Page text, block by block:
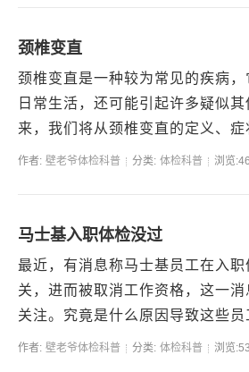
颈椎变直
颈椎变直是一种较为常见的疾病
日常生活，还可能引起许多疑似
来，我们将从颈椎变直的定义、
了解这一疾病。什么是颈椎变直？
作者: 壁老爷体检科普 分类: 体检科普 浏览
马士基入职体检没过
最近，有消息称马士基员工在入
关，进而被取消工作资格，这一
关注。究竟是什么原因导致这些员
下文将为大家一一解答。原因一：
作者: 壁老爷体检科普 分类: 体检科普 浏览